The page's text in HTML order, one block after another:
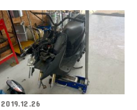
2019.12.26